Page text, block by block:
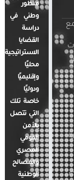
منظور
وطني في
دراسة
القضايا
الاستراتيجية
محليًا
وإقليميًا
ودوليًا
خاصة تلك
التي تتصل
بالأمن
القومي
المصري
والمصالح
الوطنية